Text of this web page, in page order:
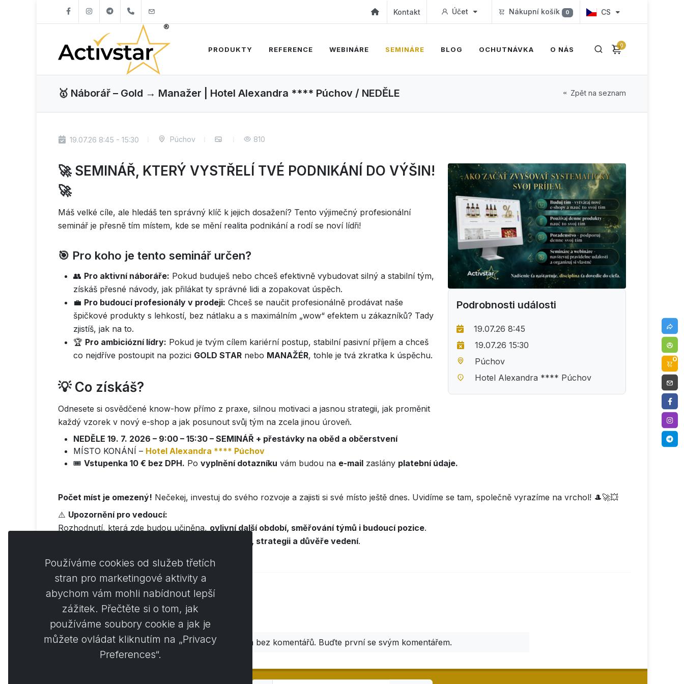
+421904262747 Kontakt Účet Nákupní košík 0 CS
0
PRODUKTY REFERENCE WEBINÁRE SEMINÁRE BLOG OCHUTNÁVKA O NÁS
🥇 Náborář – Gold → Manažer | Hotel Alexandra **** Púchov / NEDĚLE Zpět na seznam
19.07.26 8:45 - 15:30 Púchov 810
Podrobnosti události
19.07.26 8:45
19.07.26 15:30
Púchov
Hotel Alexandra **** Púchov
🚀 SEMINÁŘ, KTERÝ VYSTŘELÍ TVÉ PODNIKÁNÍ DO VÝŠIN!
🚀
Máš velké cíle, ale hledáš ten správný klíč k jejich dosažení? Tento výjimečný profesionální
seminář je přesně tím místem, kde se mění realita podnikání a rodí se noví lídři!
🎯 Pro koho je tento seminář určen?
👥 Pro aktivní náboráře: Pokud buduješ nebo chceš efektivně vybudovat silný a stabilní tým,
získáš přesné návody, jak přilákat ty správné lidi a zopakovat úspěch.
💼 Pro budoucí profesionály v prodeji: Chceš se naučit profesionálně prodávat naše
špičkové produkty s lehkostí, bez nátlaku a s maximálním „wow“ efektem u zákazníků? Tady
zjistíš, jak na to.
🏆 Pro ambiciózní lídry: Pokud je tvým cílem kariérní postup, stabilní pasivní příjem a chceš
co nejdříve postoupit na pozici GOLD STAR nebo MANAŽÉR, tohle je tvá zkratka k úspěchu.
💡 Co získáš?
Odnesete si osvědčené know-how přímo z praxe, silnou motivaci a jasnou strategii, jak proměnit
každý vzorek v nový e-shop a jak posunout svůj tým na zcela jinou úroveň.
NEDĚLE 19. 7. 2026 – 9:00 – 15:30 – SEMINÁŘ + přestávky na oběd a občerstvení
MÍSTO KONÁNÍ – Hotel Alexandra **** Púchov
🎟️ Vstupenka 10 € bez DPH. Po vyplnění dotazníku vám budou na e-mail zaslány platební údaje.
Počet míst je omezený! Nečekej, investuj do svého rozvoje a zajisti si své místo ještě dnes. Uvidíme se tam, společně vyrazíme na vrchol! 🎩🚀💥
⚠️ Upozornění pro vedoucí:
Rozhodnutí, která zde budou učiněna, ovlivní další období, směřování týmů i budoucí pozice.
náskok v informacích, strategii a důvěře vedení.
0 Komentáře
Zatím bez komentářů. Buďte první se svým komentářem.
0
Používáme cookies od služeb třetích
stran pro marketingové aktivity a
abychom vám mohli nabídnout lepší
zážitek. Přečtěte si o tom, jak
používáme soubory cookie a jak je
můžete ovládat kliknutím na „Privacy
Preferences“.